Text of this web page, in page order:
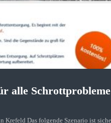
alle Schrottprobleme
die Jahre füllen